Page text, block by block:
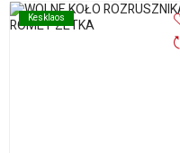
Kesklaos
Kesklaos